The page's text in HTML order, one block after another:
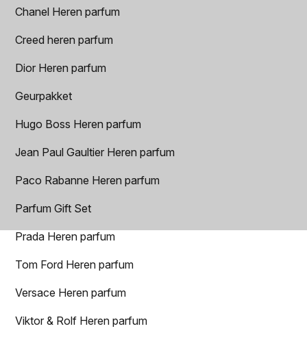
Chanel Heren parfum
Creed heren parfum
Dior Heren parfum
Geurpakket
Hugo Boss Heren parfum
Jean Paul Gaultier Heren parfum
Paco Rabanne Heren parfum
Parfum Gift Set
Prada Heren parfum
Tom Ford Heren parfum
Versace Heren parfum
Viktor & Rolf Heren parfum